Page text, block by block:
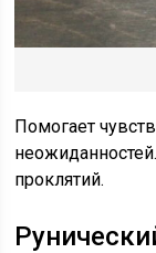
Помогает
проклятий.